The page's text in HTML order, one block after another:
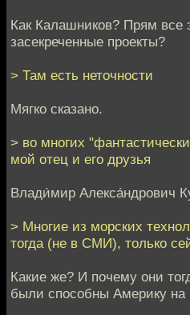
Как Калашников? Прям все
засекреченные проекты?
> Там есть неточности
Мягко сказано.
> во многих
мой отец и его друзья
Влади́мир Алекса́ндрович
> Многие из морских
тогда (не в СМИ), только
Какие же? И почему они
были способны Америку на